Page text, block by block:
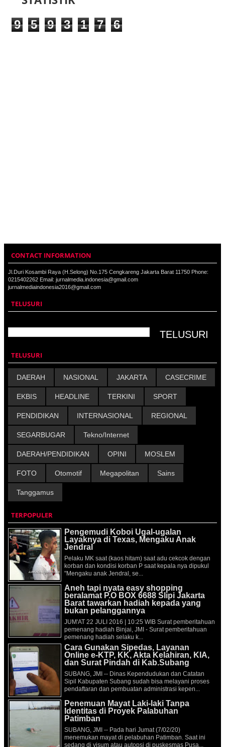
9 5 9 3 1 7 6
CONTACT INFORMATION
Jl.Duri Kosambi Raya (H.Selong) No.175 Cengkareng Jakarta Barat 11750 Phone:
0215402262 Email: jurnalmedia.indonesia@gmail.com
jurnalmediaindonesia2016@gmail.com
TELUSURI
TELUSURI
DAERAH NASIONAL JAKARTA CASECRIME
EKBIS HEADLINE TERKINI SPORT
PENDIDIKAN INTERNASIONAL REGIONAL
SEGARBUGAR Tekno/Internet
DAERAH/PENDIDIKAN OPINI MOSLEM
FOTO Otomotif Megapolitan Sains
Tanggamus
TERPOPULER
Pengemudi Koboi Ugal-ugalan
Layaknya di Texas, Mengaku Anak
Jendral
Pelaku MK saat (kaos hitam) saat adu cekcok dengan
korban dan kondisi korban P saat kepala nya dipukul
"Mengaku anak Jendral, se...
Aneh tapi nyata easy shopping
beralamat P.O BOX 6688 Slipi Jakarta
Barat tawarkan hadiah kepada yang
bukan pelanggannya
JUM'AT 22 JULI 2016 | 10:25 WIB Surat pemberitahuan
pemenang hadiah Binjai, JMI - Surat pemberitahuan
pemenang hadiah selaku k...
Cara Gunakan Sipedas, Layanan
Online e-KTP, KK, Akta Kelahiran, KIA,
dan Surat Pindah di Kab.Subang
SUBANG, JMI -- Dinas Kependudukan dan Catatan
Sipil Kabupaten Subang sudah bisa melayani proses
pendaftaran dan pembuatan administrasi kepen...
Penemuan Mayat Laki-laki Tanpa
Identitas di Proyek Palabuhan
Patimban
SUBANG, JMI -- Pada hari Jumat (7/02/20)
menemukan mayat di pelabuhan Patimban. Saat ini
sedang di visum atau autopsi di puskesmas Pusa...